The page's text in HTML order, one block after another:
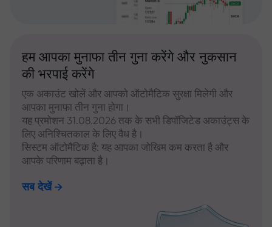
हम आपका मुनाफा तीन गुना करेंगे और नुकसान
की भरपाई करेंगे
एक अकाउंट खोलें और आपको ऑटोमैटिक सुरक्षा मिलेगी और
आपका मुनाफा तीन गुना होगा।
यह प्रमोशन 31.08.2026 तक के सभी डिपॉजिटेड अकाउंट्स के
लिए अनिश्चितकाल के लिए वैध है।
सिस्टम ऑटोमैटिक है: यह आपका जोखिम कम करता है और
आपके परिणाम बढ़ाता है।
सब देखें